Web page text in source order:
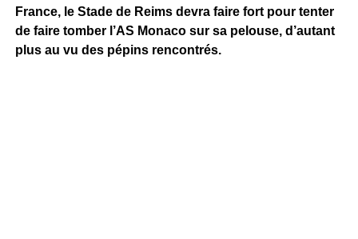
France, le Stade de Reims devra faire fort pour tenter
de faire tomber l’AS Monaco sur sa pelouse, d’autant
plus au vu des pépins rencontrés.